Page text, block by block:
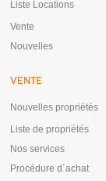
Liste Locations
Vente
Nouvelles
VENTE
Nouvelles propriétés
Liste de propriétés
Nos services
Procédure d´achat